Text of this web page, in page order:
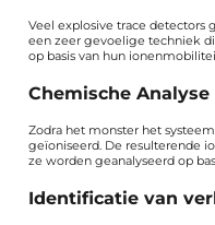
Veel explosive trace detectors
een zeer gevoelige techniek
op basis van hun
Chemische Analyse
Zodra het monster het
geïoniseerd. De resulterende
ze worden geanalyseerd op
Identificatie van